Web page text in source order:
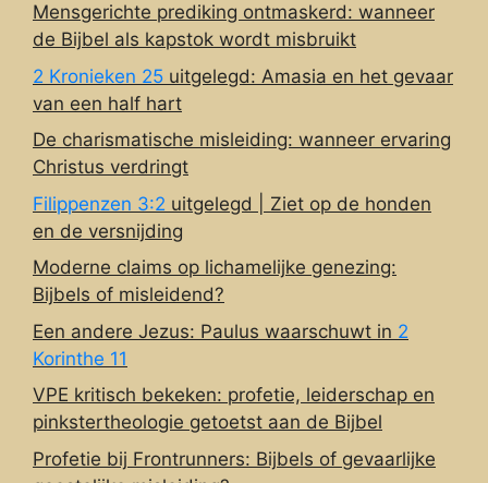
Mensgerichte prediking ontmaskerd: wanneer
de Bijbel als kapstok wordt misbruikt
2 Kronieken 25 uitgelegd: Amasia en het gevaar
van een half hart
De charismatische misleiding: wanneer ervaring
Christus verdringt
Filippenzen 3:2 uitgelegd | Ziet op de honden
en de versnijding
Moderne claims op lichamelijke genezing:
Bijbels of misleidend?
Een andere Jezus: Paulus waarschuwt in 2
Korinthe 11
VPE kritisch bekeken: profetie, leiderschap en
pinkstertheologie getoetst aan de Bijbel
Profetie bij Frontrunners: Bijbels of gevaarlijke